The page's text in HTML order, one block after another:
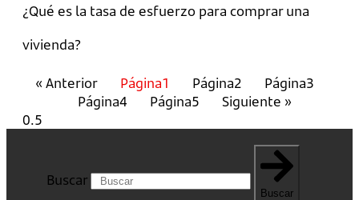
¿Qué es la tasa de esfuerzo para comprar una
vivienda?
« Anterior Página1 Página2 Página3
Página4 Página5 Siguiente »
Buscar
Buscar